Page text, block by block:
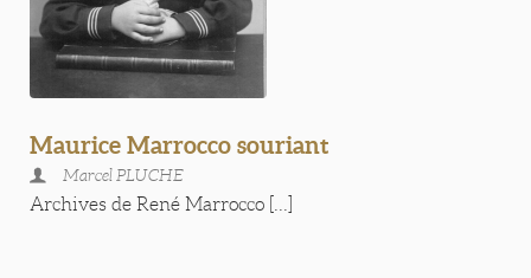
Maurice Marrocco souriant
Marcel PLUCHE
Archives de René Marrocco [...]